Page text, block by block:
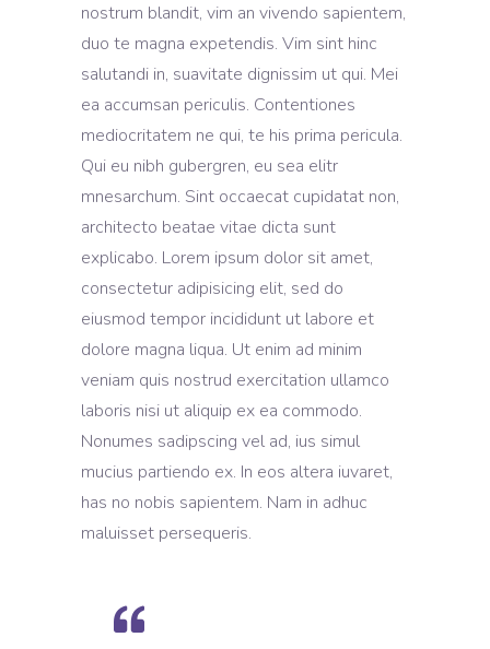
nostrum blandit, vim an vivendo sapientem,
duo te magna expetendis. Vim sint hinc
salutandi in, suavitate dignissim ut qui. Mei
ea accumsan periculis. Contentiones
mediocritatem ne qui, te his prima pericula.
Qui eu nibh gubergren, eu sea elitr
mnesarchum. Sint occaecat cupidatat non,
architecto beatae vitae dicta sunt
explicabo. Lorem ipsum dolor sit amet,
consectetur adipisicing elit, sed do
eiusmod tempor incididunt ut labore et
dolore magna liqua. Ut enim ad minim
veniam quis nostrud exercitation ullamco
laboris nisi ut aliquip ex ea commodo.
Nonumes sadipscing vel ad, ius simul
mucius partiendo ex. In eos altera iuvaret,
has no nobis sapientem. Nam in adhuc
maluisset persequeris.